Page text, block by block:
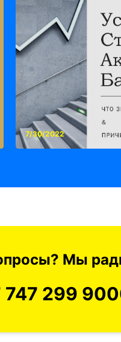
7/30/2022
Мы
747 299